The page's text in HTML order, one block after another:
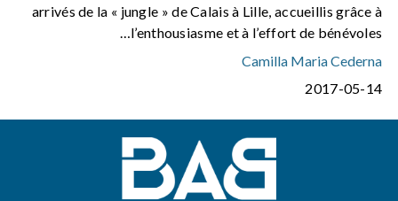
arrivés de la « jungle » de Calais à Lille, accueillis grâce à
l’enthousiasme et à l’effort de bénévoles…
Camilla Maria Cederna
2017-05-14